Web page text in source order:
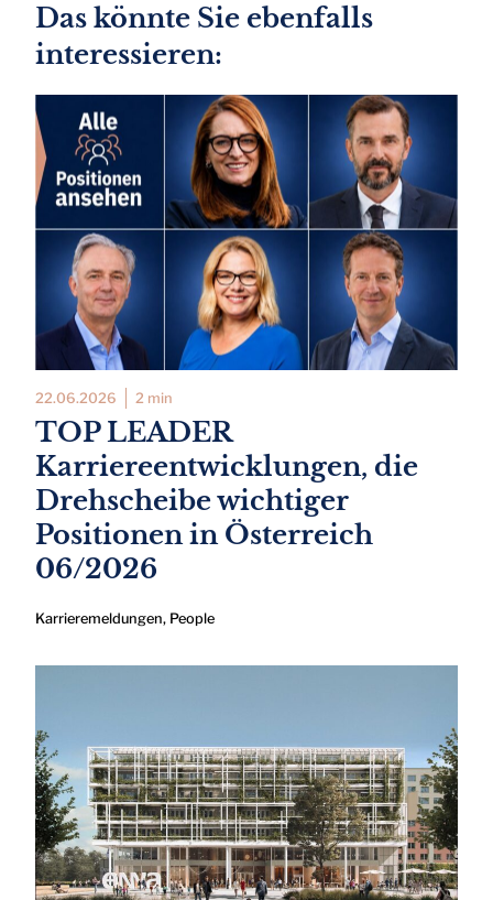
Das könnte Sie ebenfalls
interessieren:
22.06.2026 2 min
TOP LEADER
Karriereentwicklungen, die
Drehscheibe wichtiger
Positionen in Österreich
06/2026
Karrieremeldungen, People